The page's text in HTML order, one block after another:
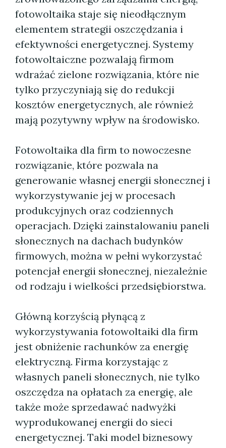
fotowoltaika staje się nieodłącznym
elementem strategii oszczędzania i
efektywności energetycznej. Systemy
fotowoltaiczne pozwalają firmom
wdrażać zielone rozwiązania, które nie
tylko przyczyniają się do redukcji
kosztów energetycznych, ale również
mają pozytywny wpływ na środowisko.
Fotowoltaika dla firm to nowoczesne
rozwiązanie, które pozwala na
generowanie własnej energii słonecznej i
wykorzystywanie jej w procesach
produkcyjnych oraz codziennych
operacjach. Dzięki zainstalowaniu paneli
słonecznych na dachach budynków
firmowych, można w pełni wykorzystać
potencjał energii słonecznej, niezależnie
od rodzaju i wielkości przedsiębiorstwa.
Główną korzyścią płynącą z
wykorzystywania fotowoltaiki dla firm
jest obniżenie rachunków za energię
elektryczną. Firma korzystając z
własnych paneli słonecznych, nie tylko
oszczędza na opłatach za energię, ale
także może sprzedawać nadwyżki
wyprodukowanej energii do sieci
energetycznej. Taki model biznesowy